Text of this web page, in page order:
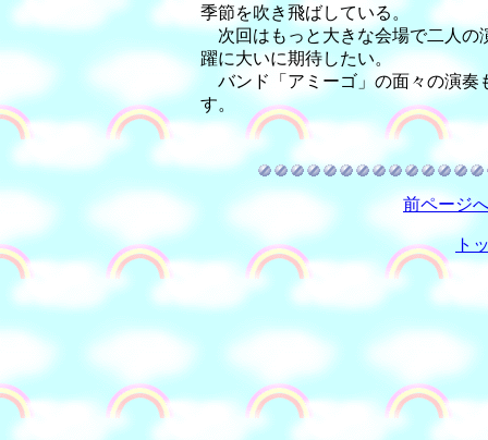
季節を吹き飛ばしている。
次回はもっと大きな会場で二人の
躍に大いに期待したい。
バンド「アミーゴ」の面々の演奏
す。
前ページ
ト